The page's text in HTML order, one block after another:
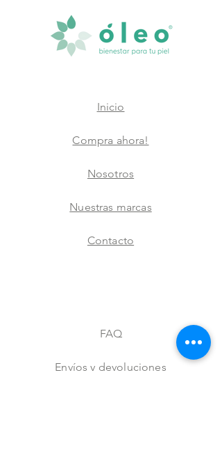
Inicio
Compra ahora!
Nosotros
Nuestras marcas
Contacto
FAQ
Envíos y devoluciones